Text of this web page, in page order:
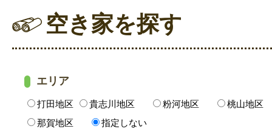
空き家を探す
エリア
打田地区 貴志川地区 粉河地区
桃山地区
那賀地区
指定しない